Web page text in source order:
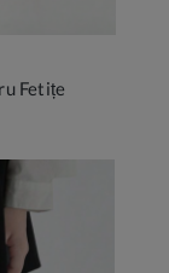
Fetițe